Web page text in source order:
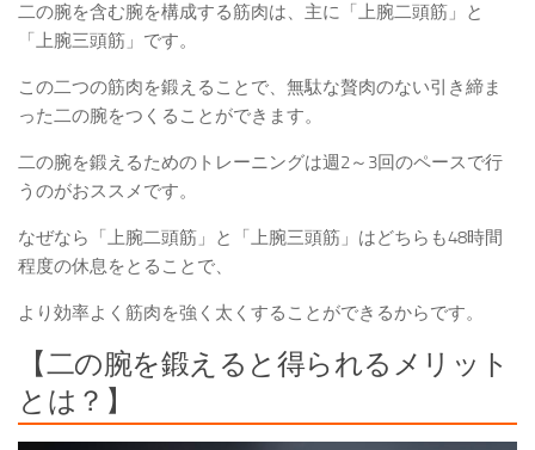
二の腕を含む腕を構成する筋肉は、主に 「上腕二頭筋」
と
「上腕三頭筋」 です。
この二つの筋肉を鍛えることで、無駄な贅肉のない引き締ま
った二の腕をつくることができます。
二の腕を鍛えるためのトレーニングは週2～3回のペースで行
うのがおススメです。
なぜなら「上腕二頭筋」と「上腕三頭筋」はどちらも48時間
程度の休息をとることで、
より効率よく筋肉を強く太くすることができるからです。
【二の腕を鍛えると得られるメリット
とは？】